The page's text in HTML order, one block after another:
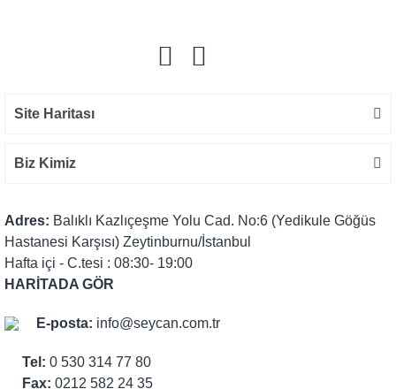
Site Haritası
Biz Kimiz
Adres: Balıklı Kazlıçeşme Yolu Cad. No:6 (Yedikule Göğüs
Hastanesi Karşısı) Zeytinburnu/İstanbul
Hafta içi - C.tesi : 08:30- 19:00
HARİTADA GÖR
E-posta: info@seycan.com.tr
Tel: 0 530 314 77 80
Fax: 0212 582 24 35